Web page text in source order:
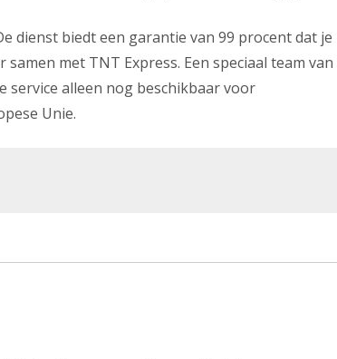
dienst biedt een garantie van 99 procent dat je
met TNT Express. Een speciaal team van
service alleen nog beschikbaar voor
Unie.